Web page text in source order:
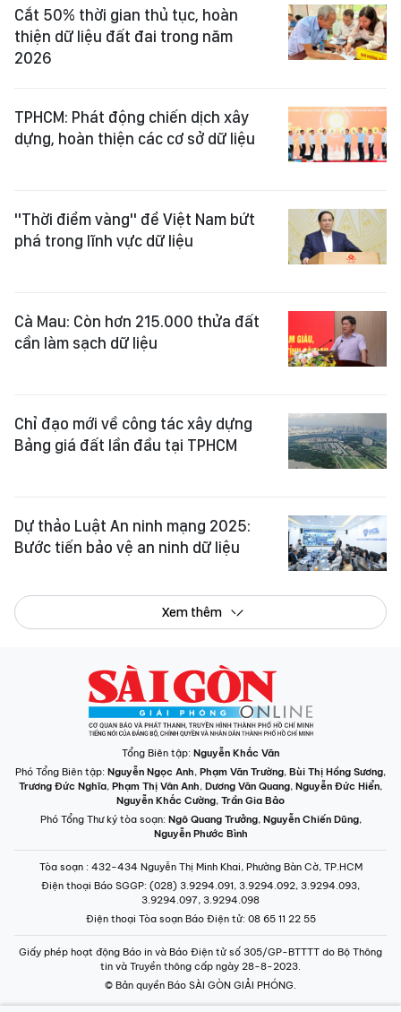
Cắt 50% thời gian thủ tục, hoàn
thiện dữ liệu đất đai trong năm
2026
TPHCM: Phát động chiến dịch xây
dựng, hoàn thiện các cơ sở dữ liệu
"Thời điểm vàng" để Việt Nam bứt
phá trong lĩnh vực dữ liệu
Cà Mau: Còn hơn 215.000 thửa đất
cần làm sạch dữ liệu
Chỉ đạo mới về công tác xây dựng
Bảng giá đất lần đầu tại TPHCM
Dự thảo Luật An ninh mạng 2025:
Bước tiến bảo vệ an ninh dữ liệu
Xem thêm
Tổng Biên tập: Nguyễn Khắc Văn
Phó Tổng Biên tập: Nguyễn Ngọc Anh, Phạm Văn Trường, Bùi Thị Hồng Sương,
Trương Đức Nghĩa, Phạm Thị Vân Anh, Dương Văn Quang, Nguyễn Đức Hiển,
Nguyễn Khắc Cường, Trần Gia Bảo
Phó Tổng Thư ký tòa soạn: Ngô Quang Trưởng, Nguyễn Chiến Dũng,
Nguyễn Phước Bình
Tòa soạn : 432-434 Nguyễn Thị Minh Khai, Phường Bàn Cờ, TP.HCM
Điện thoại Báo SGGP: (028) 3.9294.091, 3.9294.092, 3.9294.093,
3.9294.097, 3.9294.098
Điện thoại Tòa soạn Báo Điện tử: 08 65 11 22 55
Giấy phép hoạt động Báo in và Báo Điện tử số 305/GP-BTTTT do Bộ Thông
tin và Truyền thông cấp ngày 28-8-2023.
© Bản quyền Báo SÀI GÒN GIẢI PHÓNG.